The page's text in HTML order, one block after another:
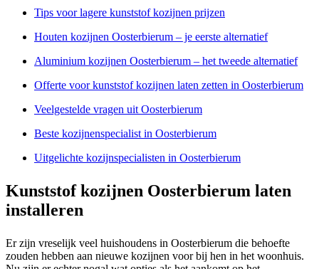
Tips voor lagere kunststof kozijnen prijzen
Houten kozijnen Oosterbierum – je eerste alternatief
Aluminium kozijnen Oosterbierum – het tweede alternatief
Offerte voor kunststof kozijnen laten zetten in Oosterbierum
Veelgestelde vragen uit Oosterbierum
Beste kozijnenspecialist in Oosterbierum
Uitgelichte kozijnspecialisten in Oosterbierum
Kunststof kozijnen Oosterbierum laten
installeren
Er zijn vreselijk veel huishoudens in Oosterbierum die behoefte
zouden hebben aan nieuwe kozijnen voor bij hen in het woonhuis.